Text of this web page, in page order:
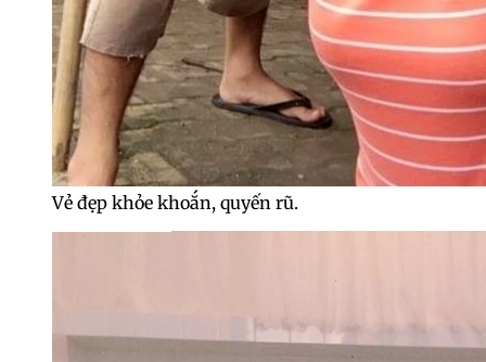
Vẻ đẹp khỏe khoắn, quyến rũ.